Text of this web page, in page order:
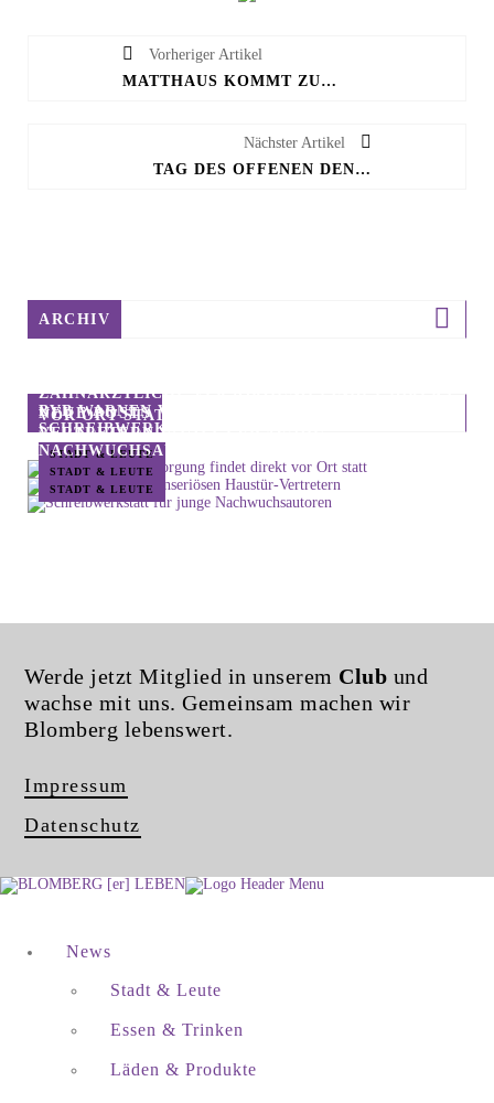
Vorheriger Artikel
MATTHÄUS KOMMT ZUM 18. OWL-SPORTSTUDIO
Nächster Artikel
TAG DES OFFENEN DENKMALS AM 11. SEPTEMBER
ARCHIV
NEUE POSTS
ZAHNÄRZTLICHE VERSORGUNG FINDET DIREKT
VOR ORT STATT
STADT & LEUTE
BVB WARNEN VOR UNSERIÖSEN HAUSTÜR-
VERTRETERN
STADT & LEUTE
SCHREIBWERKSTATT FÜR JUNGE
NACHWUCHSAUTOREN
STADT & LEUTE
Werde jetzt Mitglied in unserem Club und
wachse mit uns. Gemeinsam machen wir
Blomberg lebenswert.
Impressum
Datenschutz
News
Stadt & Leute
Essen & Trinken
Läden & Produkte